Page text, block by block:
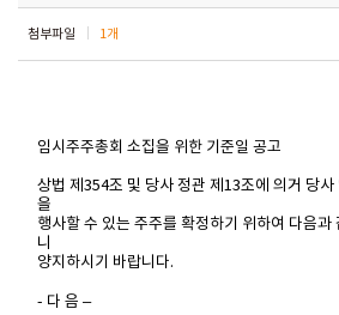
첨부파일 1개
임시주주총회 소집을 위한 기준일 공고
상법 제354조 및 당사 정관 제13조에 의거 당
을
행사할 수 있는 주주를 확정하기 위하여 다음과
니
양지하시기 바랍니다.
- 다 음 –